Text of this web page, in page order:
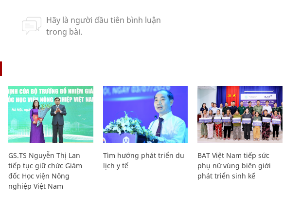
GS.TS Nguyễn Thị Lan
tiếp tục giữ chức Giám
đốc Học viện Nông
nghiệp Việt Nam
Tìm hướng phát triển du
lịch y tế
BAT Việt Nam tiếp sức
phụ nữ vùng biên giới
phát triển sinh kế